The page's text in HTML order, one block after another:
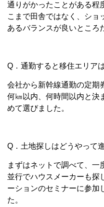
通りがかったことがある程
こまで田舎ではなく、ショ
あるバランスが良いところ
Q．通勤すると移住エリア
会社から新幹線通勤の定期
何㎞以内、何時間以内と決
めて選びました。
Q．土地探しはどうやって
まずはネットで調べて、一
並行でハウスメーカーも探
ーションのセミナーに参加
た。